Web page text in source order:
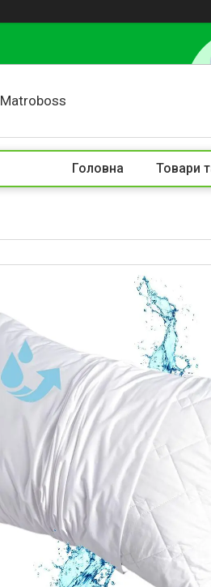
Matroboss
Головна Товари